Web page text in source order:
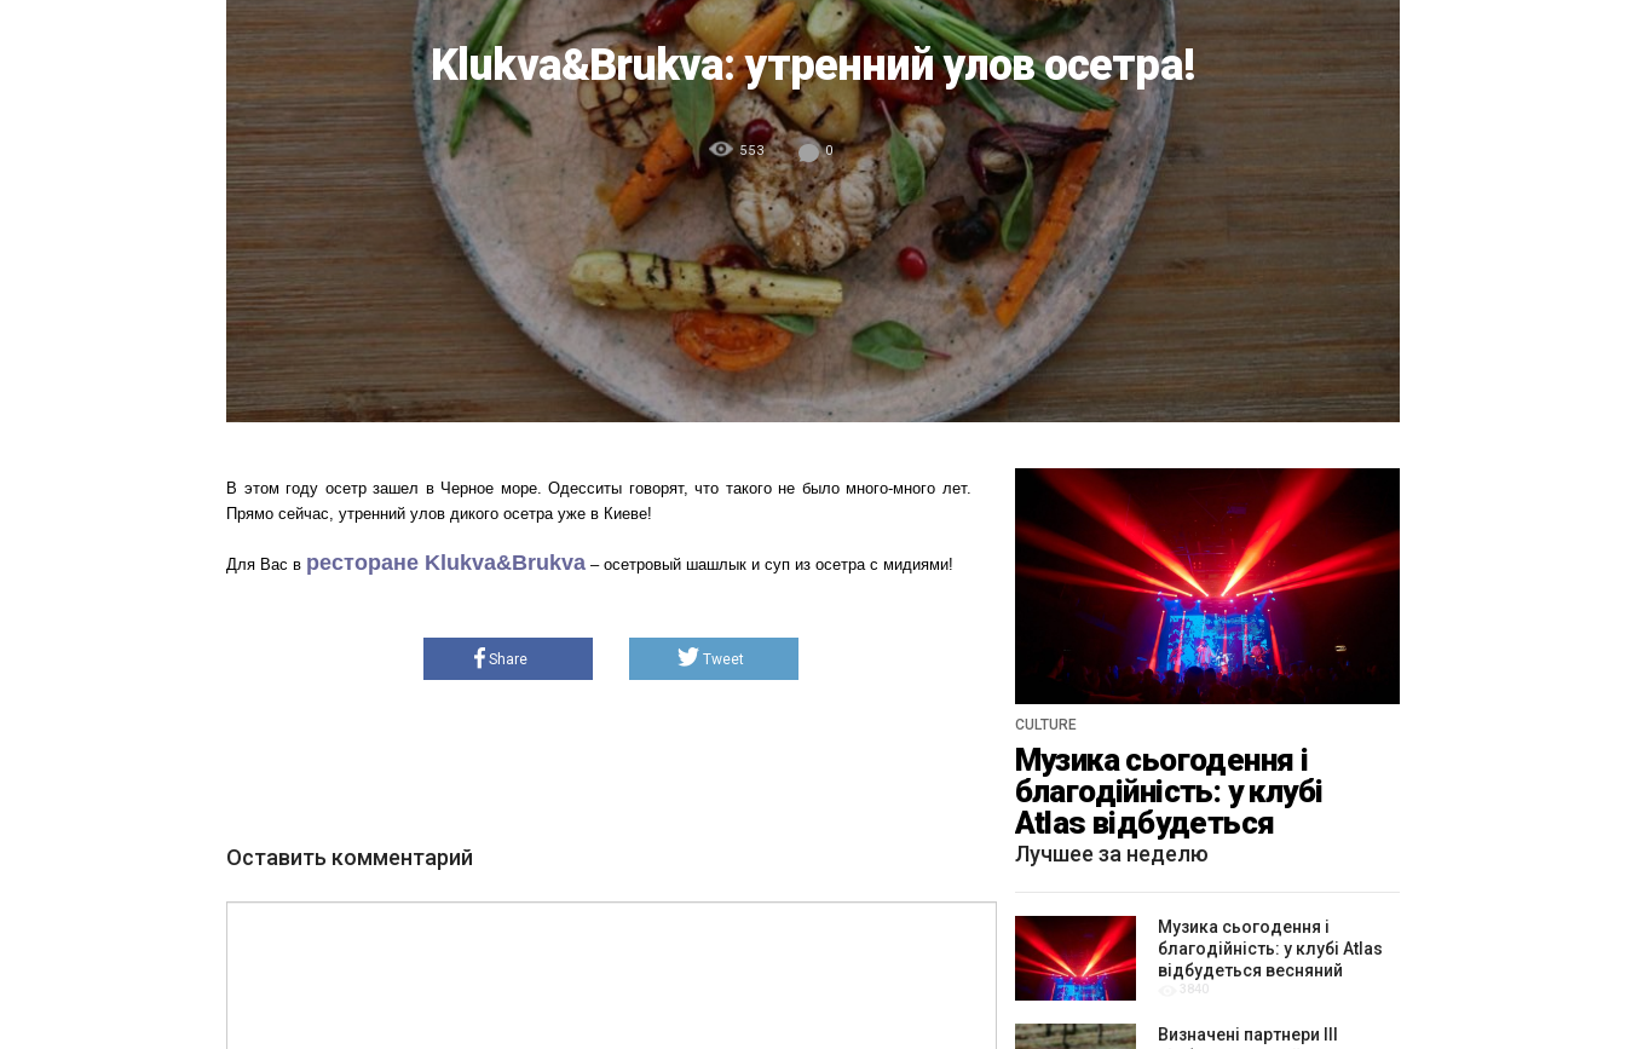
Klukva&Brukva: утренний улов осетра!
553 0
В этом году осетр зашел в Черное море. Одесситы говорят, что такого не было много-много лет.
Прямо сейчас, утренний улов дикого осетра уже в Киеве!
Для Вас в ресторане Klukva&Brukva – осетровый шашлык и суп из осетра с мидиями!
Share Tweet
Оставить комментарий
CULTURE
Музика сьогодення і
благодійність: у клубі
Atlas відбудеться
весняний «ГОМІН»
Лучшее за неделю
Музика сьогодення і
благодійність: у клубі Atlas
відбудеться весняний
«ГОМІН»
3840
Визначені партнери ІІІ